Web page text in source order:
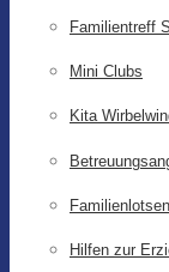
Familientreff
Mini Clubs
Kita
Familienlotsen
Hilfen zur